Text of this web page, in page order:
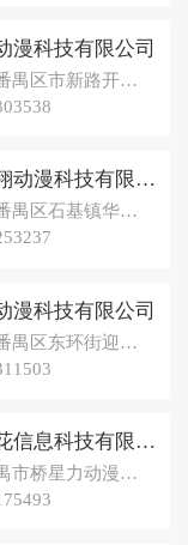
漫科技有限公司
广州市番禺区市新路开达工业园6栋1楼
广州市雄翔动漫科技有限公司
广州市番禺区石基镇华创动漫产业园B12
漫科技有限公司
广州市番禺区东环街迎星东路143号星力动漫产业园H19号
广州油菜花信息科技有限公司
广州番禺市桥星力动漫产业园F16-17